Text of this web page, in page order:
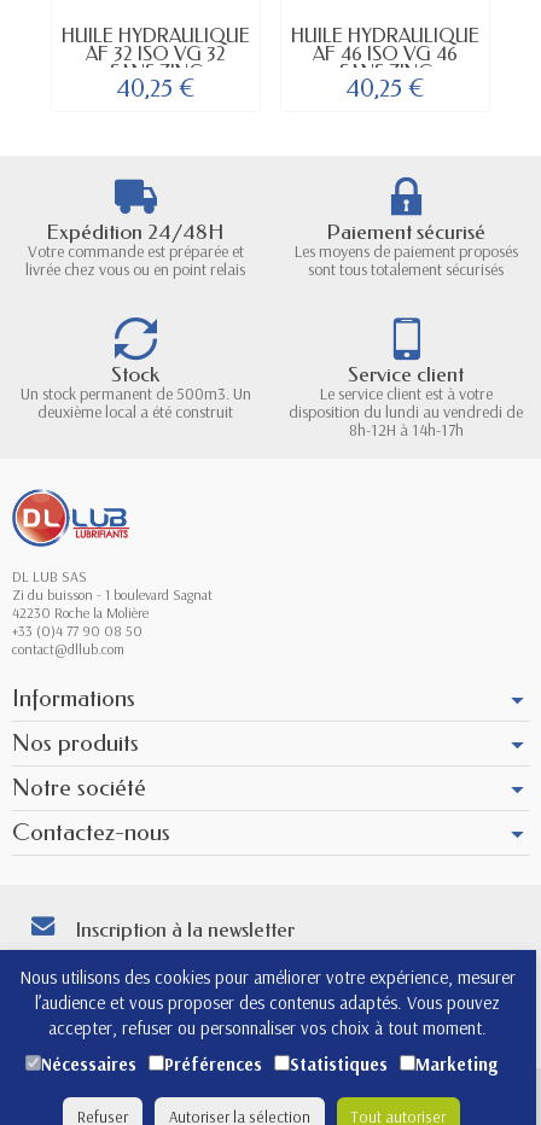
Nous utilisons des cookies pour améliorer votre expérience, mesurer
l’audience et vous proposer des contenus adaptés. Vous pouvez
accepter, refuser ou personnaliser vos choix à tout moment.
Nécessaires
Préférences Statistiques Marketing
Refuser Autoriser la sélection Tout autoriser
HUILE HYDRAULIQUE
AF 32 ISO VG 32
SANS ZINC
40,25 €
HUILE HYDRAULIQUE
AF 46 ISO VG 46
SANS ZINC
40,25 €
Expédition 24/48H
Votre commande est préparée et
livrée chez vous ou en point relais
Paiement sécurisé
Les moyens de paiement proposés
sont tous totalement sécurisés
Stock
Un stock permanent de 500m3. Un
deuxième local a été construit
Service client
Le service client est à votre
disposition du lundi au vendredi de
8h-12H à 14h-17h
DL LUB SAS
Zi du buisson - 1 boulevard Sagnat
42230 Roche la Molière
+33 (0)4 77 90 08 50
contact@dllub.com
Informations
Nos produits
Notre société
Contactez-nous
Inscription à la newsletter
informations de contact dans les conditions d'utilisation du site.
Copyright © 2026 - Design byPrestacrea- Ecommerce
software byPrestaShop™
4.8
(567)